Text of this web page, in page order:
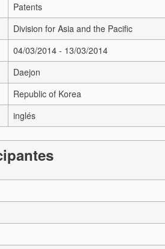
Patents
Division for Asia and the Pacific
04/03/2014 - 13/03/2014
Daejon
Republic of Korea
inglés